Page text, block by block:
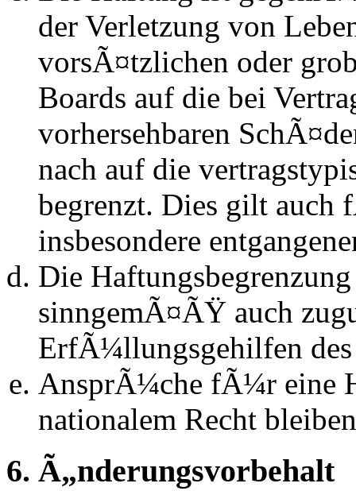
der Verletzung von
vorsÃ¤tzlichen oder
Boards auf die bei
vorhersehbaren
nach auf die
begrenzt. Dies gilt auch
insbesondere
Die
sinngemÃ¤ÃŸ auch
ErfÃ¼llungsgehilfen des
AnsprÃ¼che fÃ¼r eine
nationalem Recht
6. Ã„nderungsvorbehalt